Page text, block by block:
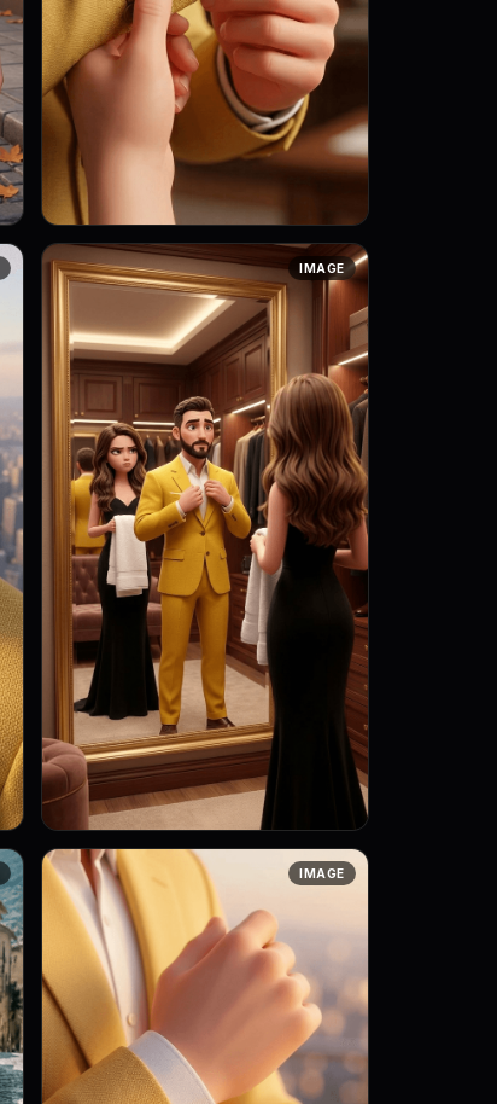
Art style: 3D анимация с мягким
освещением. Детальный план рук
Маркуса, застегивающего запонку на
рукаве своего желтого пиджака. Его
дви...
IMAGE
Art style: 3D анимация с мягким
освещением. Маркус стоит перед
большим зеркалом в роскошной
гардеробной, поправляя свой
стильный желтый ...
IMAGE